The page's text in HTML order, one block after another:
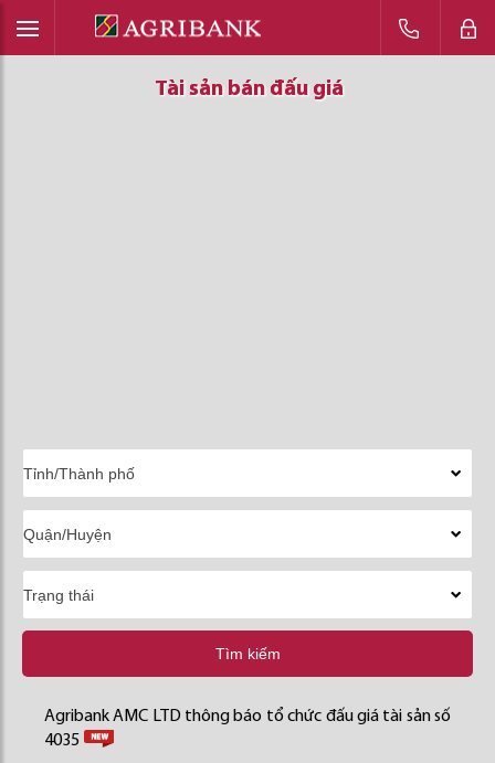
Tài sản bán đấu giá
Tài sản bán đấu giá
Tài sản bán đấu giá
Tìm kiếm
Agribank AMC LTD thông báo tổ chức đấu giá tài sản số
4035